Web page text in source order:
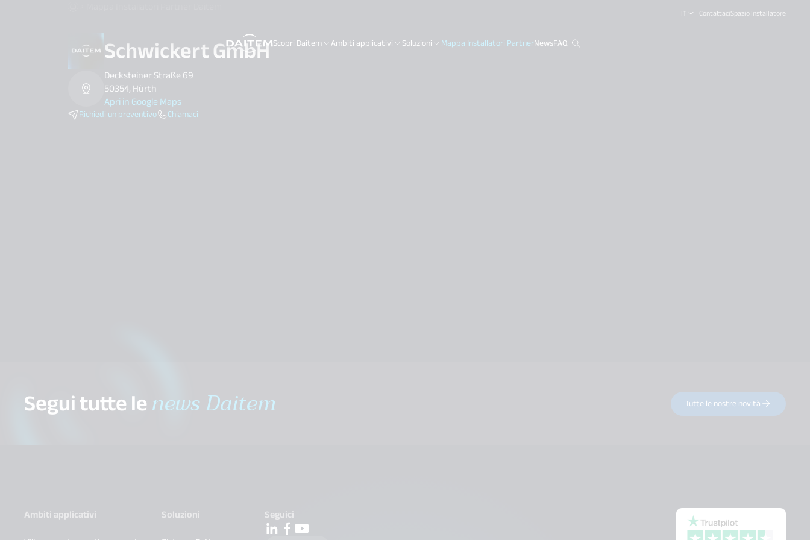
IT ContattaciSpazio Installatore
Scopri Daitem Ambiti applicativi Soluzioni Mappa Installatori PartnerNewsFAQ
search.label
Schwickert GmbH
Decksteiner Straße 69
50354, Hürth
Apri in Google Maps
Richiedi un preventivo Chiamaci
Segui tutte lenews Daitem Tutte le nostre novità
Ambiti applicativi
Soluzioni
Seguici